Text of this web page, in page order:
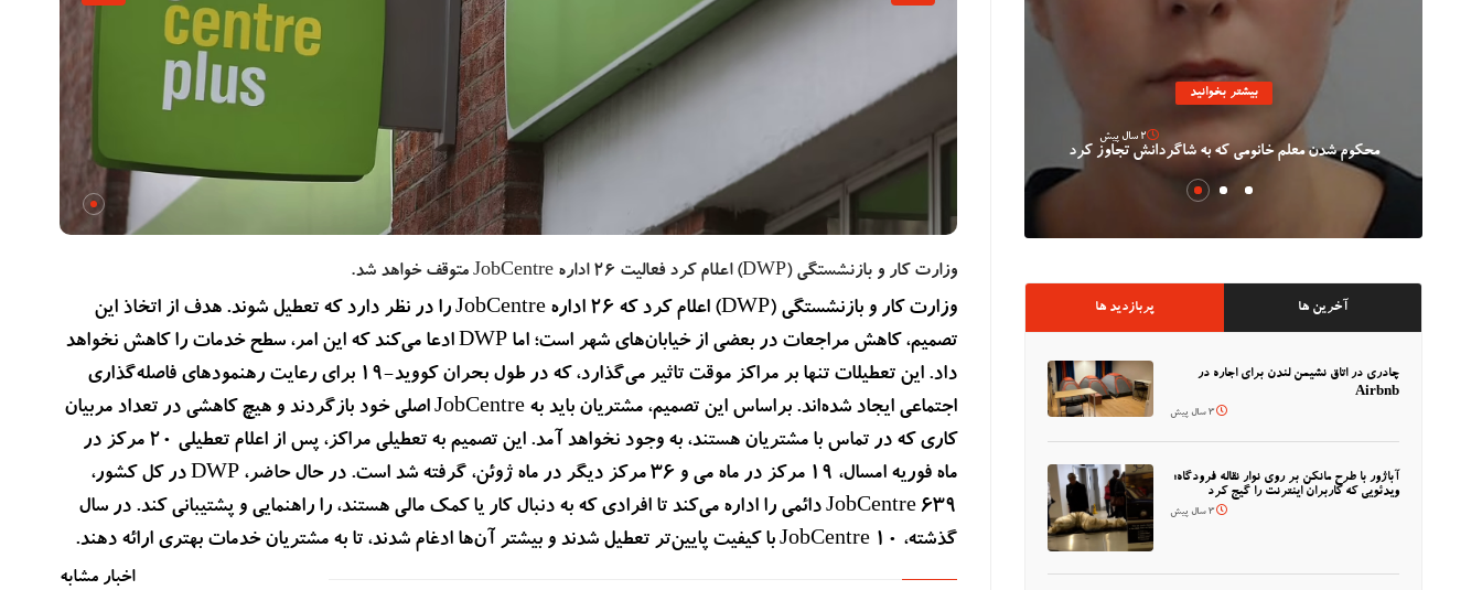
وزارت کار و بازنشستگی (DWP) اعلام کرد فعالیت 26 اداره JobCentre متوقف خواهد شد.
وزارت کار و بازنشستگی (DWP) اعلام کرد که ۲۶ اداره JobCentre را در نظر دارد که تعطیل شوند. هدف از اتخاذ این
تصمیم، کاهش مراجعات در بعضی از خیابان‌های شهر است؛ اما DWP ادعا می‌کند که این امر، سطح خدمات را کاهش نخواهد
داد. این تعطیلات تنها بر مراکز موقت تاثیر می‌گذارد، که در طول بحران کووید-۱۹ برای رعایت رهنمودهای فاصله‌گذاری
اجتماعی ایجاد شده‌اند. براساس این تصمیم، مشتریان باید به JobCentre اصلی خود بازگردند و هیچ کاهشی در تعداد مربیان
کاری که در تماس با مشتریان هستند، به وجود نخواهد آمد. این تصمیم به تعطیلی مراکز، پس از اعلام تعطیلی ۲۰ مرکز در
ماه فوریه امسال، ۱۹ مرکز در ماه می و ۳۶ مرکز دیگر در ماه ژوئن، گرفته شد است. در حال حاضر، DWP در کل کشور،
۶۳۹ JobCentre دائمی را اداره می‌کند تا افرادی که به دنبال کار یا کمک مالی هستند، را راهنمایی و پشتیبانی کند. در سال
گذشته، ۱۰ JobCentre با کیفیت پایین‌تر تعطیل شدند و بیشتر آن‌ها ادغام شدند، تا به مشتریان خدمات بهتری ارائه دهند.
اخبار مشابه
سایبری تایید شد
بیشتر بخوانید
محکوم شدن معلم خانومی که به شاگردانش تجاوز کرد
2 سال پیش
پربازدید ها آخرین ها
چادری در اتاق نشیمن لندن برای اجاره در
Airbnb
3 سال پیش
آباژور با طرح مانکن بر روی نوار نقاله فرودگاه؛
ویدئویی که کاربران اینترنت را گیج کرد
3 سال پیش